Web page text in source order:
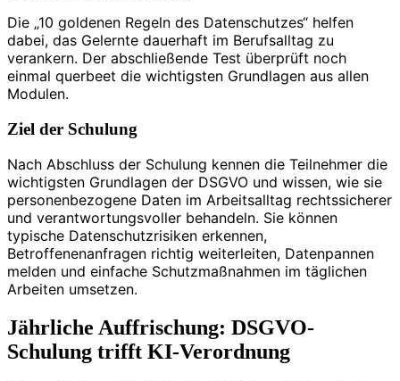
Die „10 goldenen Regeln des Datenschutzes“ helfen
dabei, das Gelernte dauerhaft im Berufsalltag zu
verankern. Der abschließende Test überprüft noch
einmal querbeet die wichtigsten Grundlagen aus allen
Modulen.
Ziel der Schulung
Nach Abschluss der Schulung kennen die Teilnehmer die
wichtigsten Grundlagen der DSGVO und wissen, wie sie
personenbezogene Daten im Arbeitsalltag rechtssicherer
und verantwortungsvoller behandeln. Sie können
typische Datenschutzrisiken erkennen,
Betroffenenanfragen richtig weiterleiten, Datenpannen
melden und einfache Schutzmaßnahmen im täglichen
Arbeiten umsetzen.
Jährliche Auffrischung: DSGVO-
Schulung trifft KI-Verordnung